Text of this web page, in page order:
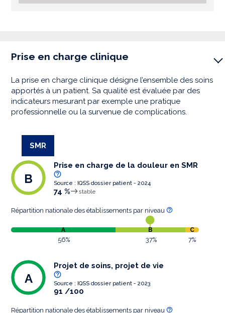
Prise en charge clinique
La prise en charge clinique désigne l’ensemble des soins
apportés à un patient. Sa qualité est évaluée par des
indicateurs mesurant par exemple une pratique
professionnelle ou la survenue de complications.
SMR
Prise en charge de la douleur en SMR
Source : IQSS dossier patient - 2024
74 % stable
B
Répartition nationale des établissements par niveau
A B C
56% 37% 7%
Projet de soins, projet de vie
Source : IQSS dossier patient - 2023
91 /100
A
Répartition nationale des établissements par niveau